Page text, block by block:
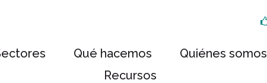
Qué hacemos
Quiénes somos
Recursos